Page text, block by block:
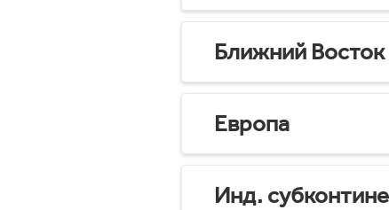
Ближний Восток
Европа
Инд.